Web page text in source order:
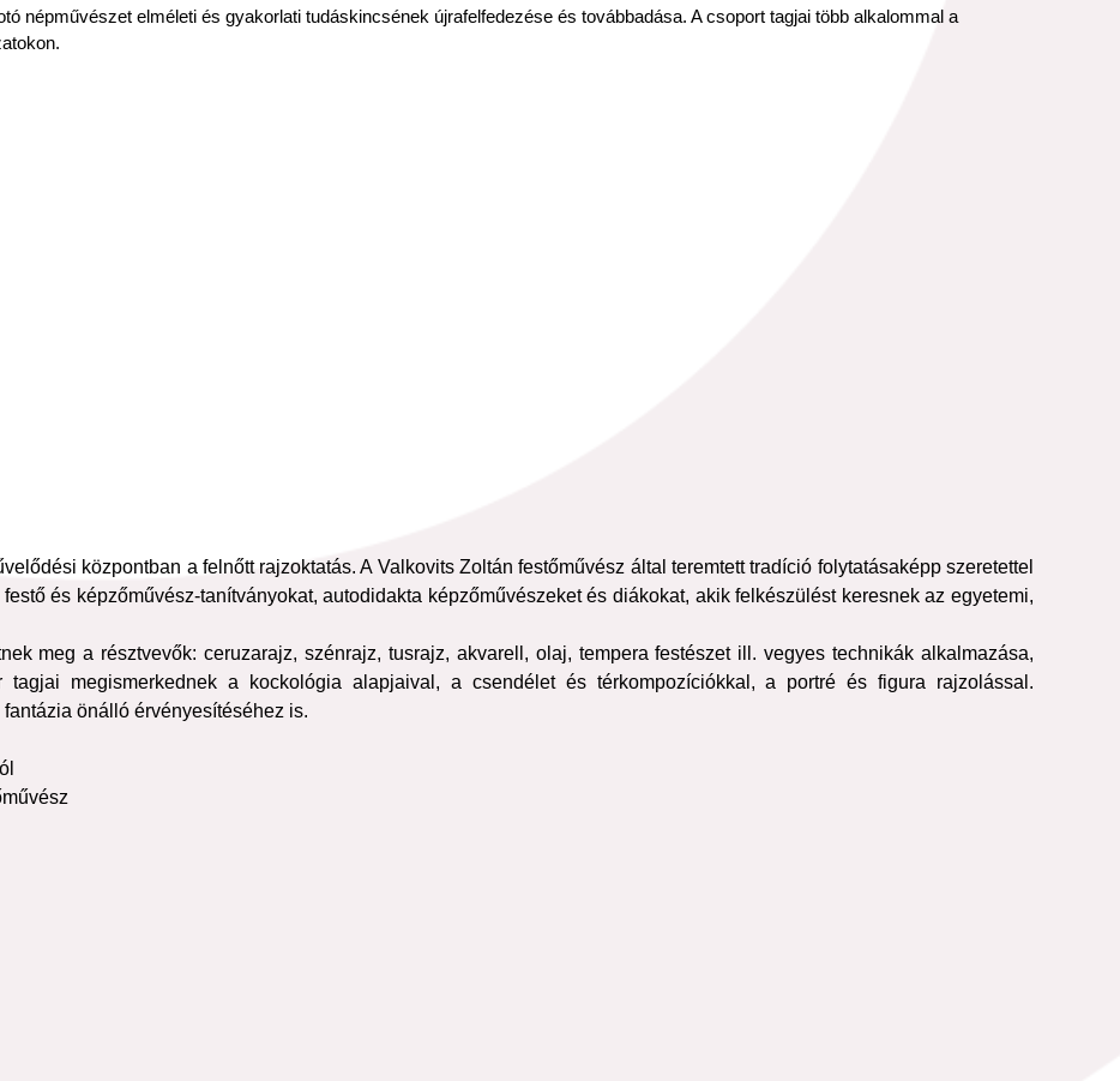
népművészet elméleti és gyakorlati tudáskincsének újrafelfedezése és továbbadása. A csoport tagjai több alkalommal a
központban a felnőtt rajzoktatás. A Valkovits Zoltán festőművész által teremtett tradíció folytatásaképp szeretettel
és képzőművész-tanítványokat, autodidakta képzőművészeket és diákokat, akik felkészülést keresnek az egyetemi,
meg a résztvevők: ceruzarajz, szénrajz, tusrajz, akvarell, olaj, tempera festészet ill. vegyes technikák alkalmazása,
tagjai megismerkednek a kockológia alapjaival, a csendélet és térkompozíciókkal, a portré és figura rajzolással.
önálló érvényesítéséhez is.